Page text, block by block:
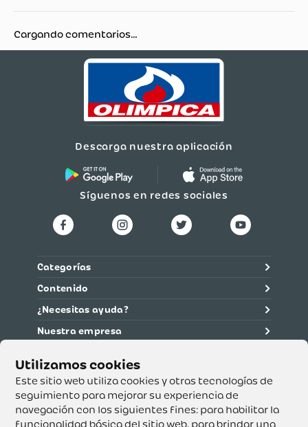
Este sitio web utiliza cookies y otras tecnologías de
seguimiento para mejorar su experiencia de
navegación con los siguientes fines: para habilitar la
funcionalidad básica del sitio web, para brindar una
Cargando comentarios…
Descarga nuestra aplicación
Síguenos en redes sociales
Categorías
Contenido
¿Necesitas ayuda?
Nuestra empresa
Supertiendas y Drogería Olímpica S.A. - Nit 890.107.487 -
Dirección de notificación: Calle 53 No. 46-192 local 3-01